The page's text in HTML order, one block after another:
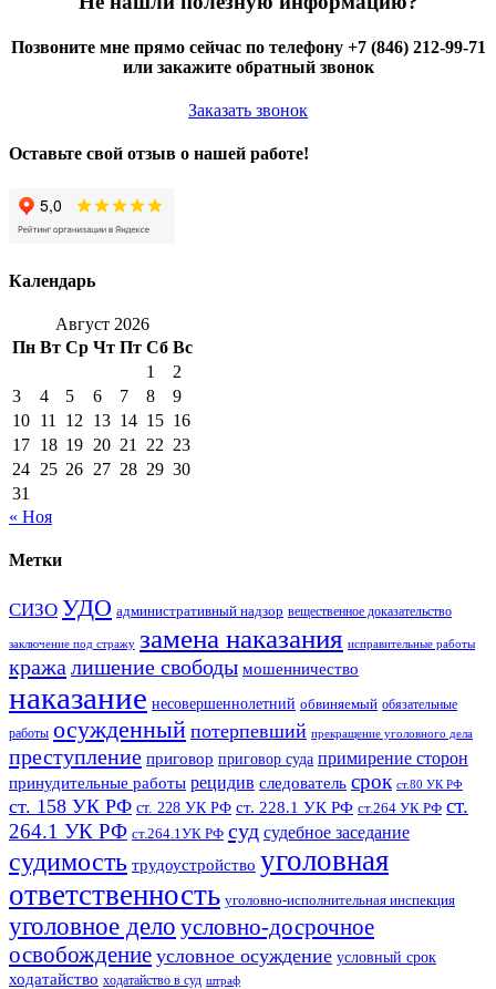
Позвоните мне прямо сейчас по телефону +7 (846) 212-99-71
или закажите обратный звонок
Заказать звонок
Оставьте свой отзыв о нашей работе!
Календарь
Август 2026
Пн Вт Ср Чт Пт Сб Вс
1
2
3
4 5 6 7 8
9
10 11 12 13 14 15 16
17 18 19 20 21 22 23
24 25 26 27 28 29 30
31
« Ноя
Метки
СИЗО УДО административный надзор вещественное доказательство
заключение под стражу замена наказания исправительные работы
кража лишение свободы мошенничество
наказание несовершеннолетний обвиняемый обязательные
работы осужденный потерпевший прекращение уголовного дела
преступление приговор приговор суда примирение сторон
принудительные работы рецидив следователь срок ст.80 УК РФ
ст. 158 УК РФ ст. 228 УК РФ ст. 228.1 УК РФ ст.264 УК РФ ст.
264.1 УК РФ ст.264.1УК РФ суд судебное заседание
судимость трудоустройство уголовная
ответственность уголовно-исполнительная инспекция
уголовное дело условно-досрочное
освобождение условное осуждение условный срок
ходатайство ходатайство в суд штраф